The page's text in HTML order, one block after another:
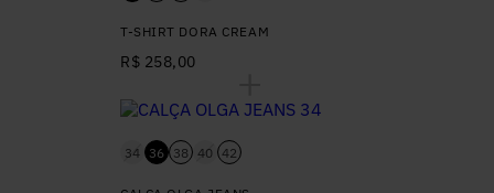
T-SHIRT DORA CREAM
R$ 258,00
34 36 38 40 42